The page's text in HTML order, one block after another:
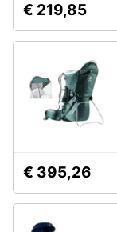
€ 219,85
€ 395,26